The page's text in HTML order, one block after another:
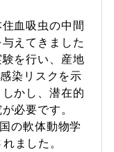
血吸虫の中間
えてきました
を行い、産地
染リスクを示
かし、潜在的
必要です。
の軟体動物学
ました。